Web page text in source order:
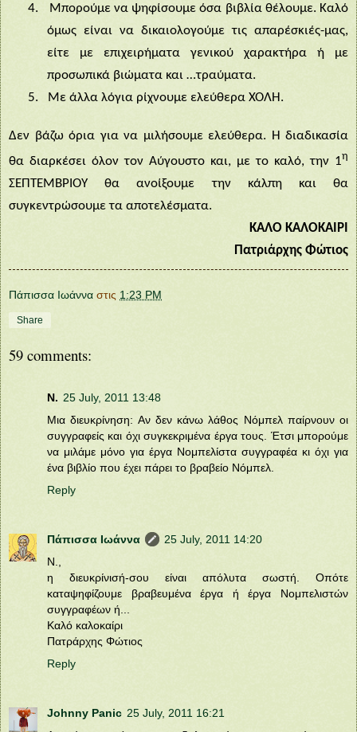
4.
Μπορούμε να ψηφίσουμε όσα βιβλία θέλουμε. Καλό
όμως είναι να δικαιολογούμε τις απαρέσκιές-μας,
είτε με επιχειρήματα γενικού χαρακτήρα ή με
προσωπικά βιώματα και …τραύματα.
5.
Με άλλα λόγια ρίχνουμε ελεύθερα ΧΟΛΗ.
Δεν βάζω όρια για να μιλήσουμε ελεύθερα. Η διαδικασία
θα διαρκέσει όλον τον Αύγουστο και, με το καλό, την 1η
ΣΕΠΤΕΜΒΡΙΟΥ θα ανοίξουμε την κάλπη και θα
συγκεντρώσουμε τα αποτελέσματα.
ΚΑΛΟ ΚΑΛΟΚΑΙΡΙ
Πατριάρχης Φώτιος
Πάπισσα Ιωάννα στις 1:23 PM
Share
59 comments:
Ν. 25 July, 2011 13:48
Μια διευκρίνηση: Αν δεν κάνω λάθος Νόμπελ παίρνουν οι
συγγραφείς και όχι συγκεκριμένα έργα τους. Έτσι μπορούμε
να μιλάμε μόνο για έργα Νομπελίστα συγγραφέα κι όχι για
ένα βιβλίο που έχει πάρει το βραβείο Νόμπελ.
Reply
Πάπισσα Ιωάννα
25 July, 2011 14:20
Ν.,
η διευκρίνισή-σου είναι απόλυτα σωστή. Οπότε
καταψηφίζουμε βραβευμένα έργα ή έργα Νομπελιστών
συγγραφέων ή...
Καλό καλοκαίρι
Πατράρχης Φώτιος
Reply
Johnny Panic 25 July, 2011 16:21